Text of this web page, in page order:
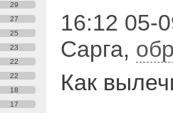
29
27
25
23
22
22
18
17
16:12 05-
Сарга,
Как